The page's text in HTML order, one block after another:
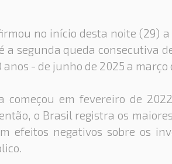
no início desta noite (29)
a segunda queda consecutiva
- de junho de 2025 a março
começou em fevereiro de
o Brasil registra os
efeitos negativos sobre os